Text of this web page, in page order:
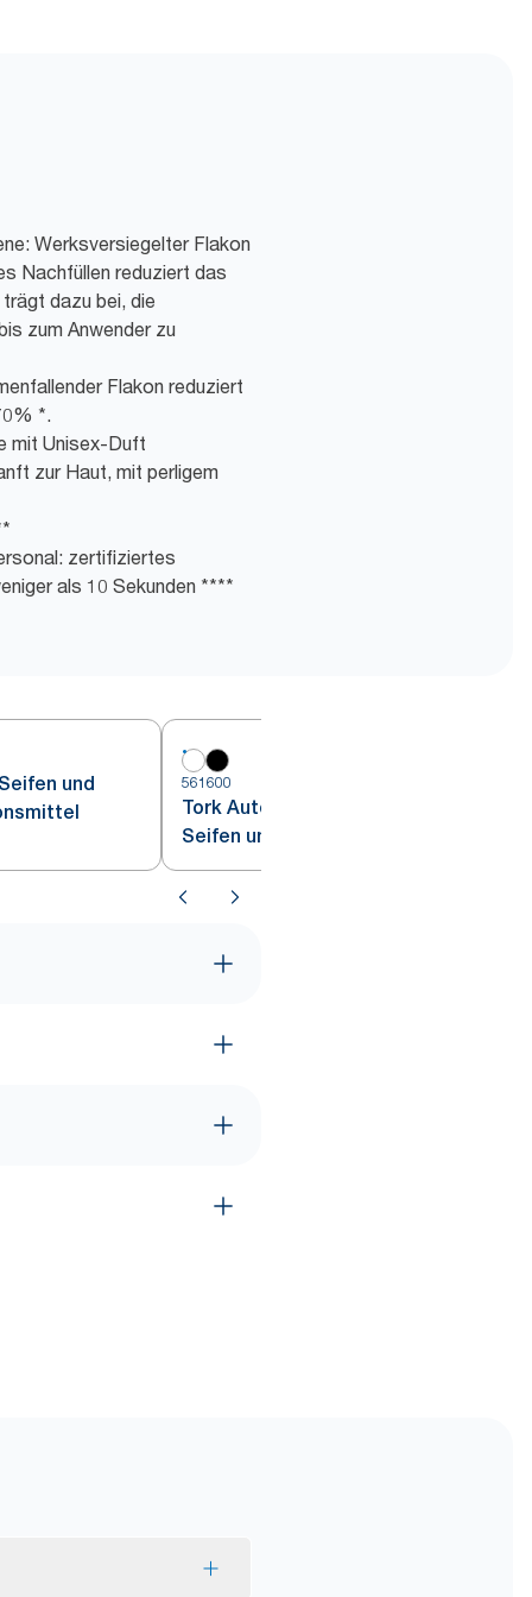
Werksversiegelter Flakon
Nachfüllen reduziert das
dazu bei, die
zum Anwender zu
Flakon reduziert
*.
mit Unisex-Duft
zur Haut, mit perligem
zertifiziertes
als 10 Sekunden ****
und
561600
Tork Automatik Spender für
Seifen und
Händedesinfektionsmittel